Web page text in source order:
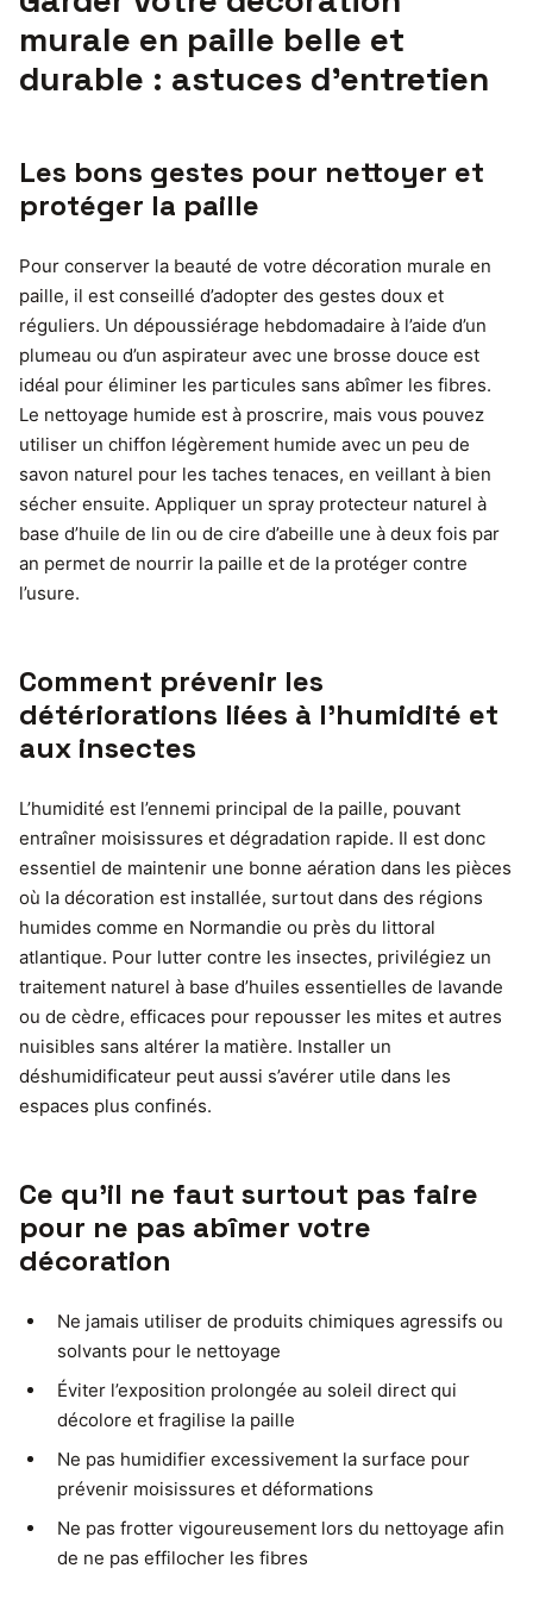
murale en paille belle et
durable : astuces d’entretien
Les bons gestes pour nettoyer et
protéger la paille
Pour conserver la beauté de votre décoration murale en
paille, il est conseillé d’adopter des gestes doux et
réguliers. Un dépoussiérage hebdomadaire à l’aide d’un
plumeau ou d’un aspirateur avec une brosse douce est
idéal pour éliminer les particules sans abîmer les fibres.
Le nettoyage humide est à proscrire, mais vous pouvez
utiliser un chiffon légèrement humide avec un peu de
savon naturel pour les taches tenaces, en veillant à bien
sécher ensuite. Appliquer un spray protecteur naturel à
base d’huile de lin ou de cire d’abeille une à deux fois par
an permet de nourrir la paille et de la protéger contre
l’usure.
Comment prévenir les
détériorations liées à l’humidité et
aux insectes
L’humidité est l’ennemi principal de la paille, pouvant
entraîner moisissures et dégradation rapide. Il est donc
essentiel de maintenir une bonne aération dans les pièces
où la décoration est installée, surtout dans des régions
humides comme en Normandie ou près du littoral
atlantique. Pour lutter contre les insectes, privilégiez un
traitement naturel à base d’huiles essentielles de lavande
ou de cèdre, efficaces pour repousser les mites et autres
nuisibles sans altérer la matière. Installer un
déshumidificateur peut aussi s’avérer utile dans les
espaces plus confinés.
Ce qu’il ne faut surtout pas faire
pour ne pas abîmer votre
décoration
Ne jamais utiliser de produits chimiques agressifs ou
solvants pour le nettoyage
Éviter l’exposition prolongée au soleil direct qui
décolore et fragilise la paille
Ne pas humidifier excessivement la surface pour
prévenir moisissures et déformations
Ne pas frotter vigoureusement lors du nettoyage afin
de ne pas effilocher les fibres